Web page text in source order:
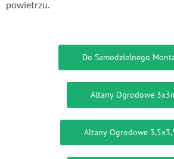
powietrzu.
Do Samodzielnego
Altany Ogrodowe
Altany Ogrodowe